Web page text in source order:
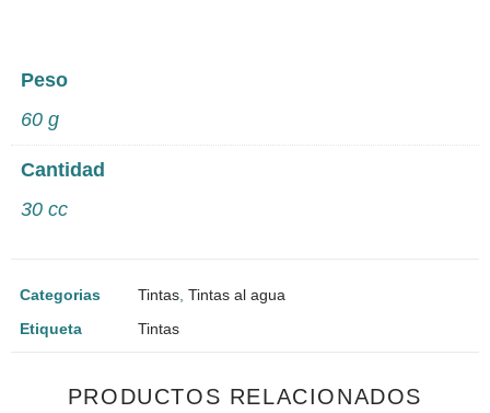
Peso
60 g
Cantidad
30 cc
Categorias Tintas, Tintas al agua
Etiqueta
Tintas
PRODUCTOS RELACIONADOS